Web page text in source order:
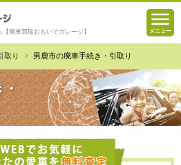
廃車買取おもいでガレージ】
取り 男鹿市の廃車手続き・引取り
・